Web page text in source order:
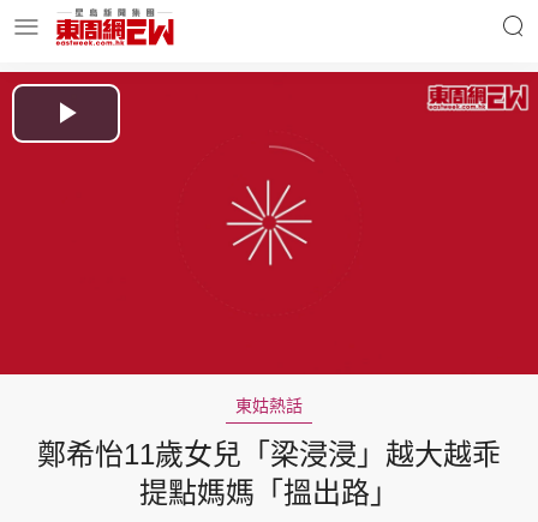
玄學靈異 東周專欄
Play
東姑熱話
鄭希怡11歲女兒「梁浸浸」越大越乖
提點媽媽「搵出路」